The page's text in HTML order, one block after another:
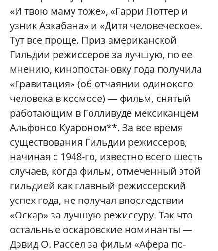
«И твою маму тоже», «Гарри Поттер и
узник Азкабана» и «Дитя человеческое».
Тут все проще. Приз американской
Гильдии режиссеров за лучшую, по ее
мнению, кинопостановку года получила
«Гравитация» (об отчаянии одинокого
человека в космосе) — фильм, снятый
работающим в Голливуде мексиканцем
Альфонсо Куароном**. За все время
существования Гильдии режиссеров,
начиная с 1948-го, известно всего шесть
случаев, когда фильм, отмеченный этой
гильдией как главный режиссерский
успех года, не получал впоследствии
«Оскар» за лучшую режиссуру. Так что
остальные оскаровские номинанты —
Дэвид О. Рассел за фильм «Афера по-